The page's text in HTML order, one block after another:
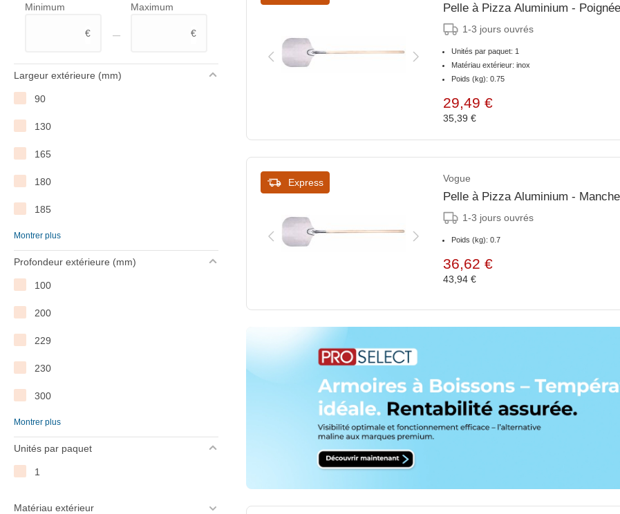
WAS Germany
Minimum
€ –
Maximum
€
Largeur extérieure (mm)
90
130
165
180
185
200
204
210
220
228
230
241
Montrer plus
Profondeur extérieure (mm)
100
200
229
230
300
330
360
380
400
Montrer plus
Unités par paquet
1
Matériau extérieur
Pelle à Pizza Aluminium -
1-3 jours ouvrés
Unités par paquet: 1
Matériau extérieur: inox
Poids (kg): 0.75
29,49 €
35,39 €
Express Vogue
Pelle à Pizza Aluminium -
1-3 jours ouvrés
Poids (kg): 0.7
36,62 €
43,94 €